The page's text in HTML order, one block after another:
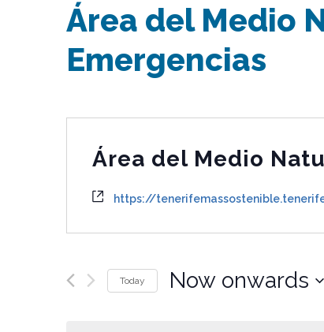
Área del Medio
Emergencias
Área del Medio
https://
Today Now onwards